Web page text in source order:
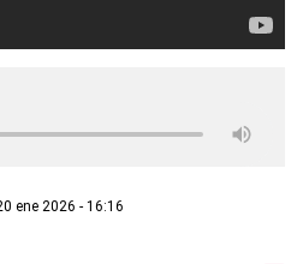
ene 2026 - 16:16